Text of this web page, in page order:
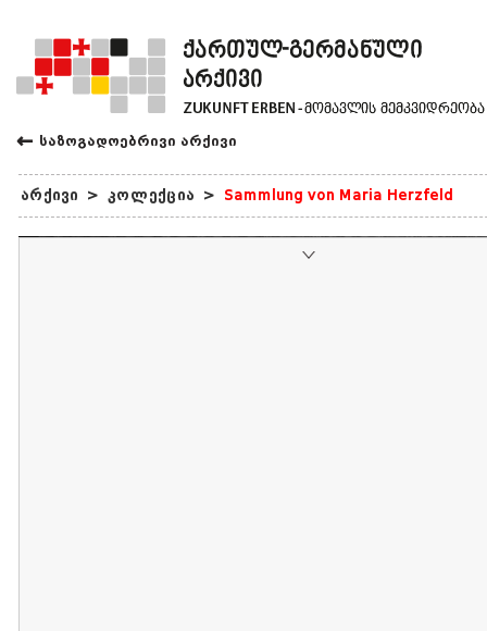
← საზოგადოებრივი არქივი
არქივი > კოლექცია > Sammlung von Maria Herzfeld